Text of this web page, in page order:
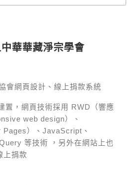
華華藏淨宗學會
會網頁設計、線上捐款系統
置，網頁技術採用 RWD（響應
web design）、
）、JavaScript、
等技術
，另外在網站上也
上捐款